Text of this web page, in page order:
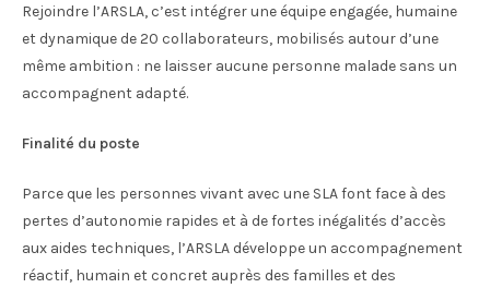
Rejoindre l’ARSLA, c’est intégrer une équipe engagée, humaine
et dynamique de 20 collaborateurs, mobilisés autour d’une
même ambition : ne laisser aucune personne malade sans un
accompagnent adapté.
Finalité du poste
Parce que les personnes vivant avec une SLA font face à des
pertes d’autonomie rapides et à de fortes inégalités d’accès
aux aides techniques, l’ARSLA développe un accompagnement
réactif, humain et concret auprès des familles et des